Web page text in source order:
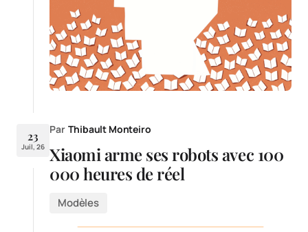
23
Juil, 26
Par Thibault Monteiro
Xiaomi arme ses robots avec 100
000 heures de réel
Modèles